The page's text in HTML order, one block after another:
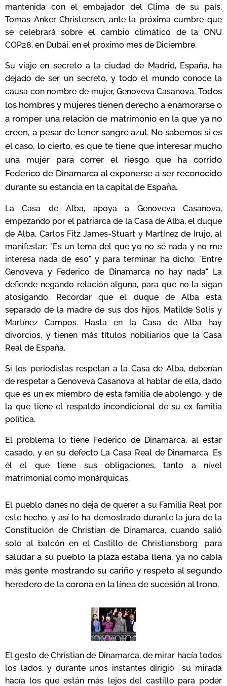
mantenida con el embajador del Clima de su país,
Tomas Anker Christensen, ante la próxima cumbre que
se celebrará sobre el cambio climático de la ONU
COP28, en Dubái, en el próximo mes de Diciembre.
Su viaje en secreto a la ciudad de Madrid, España, ha
dejado de ser un secreto, y todo el mundo conoce la
causa con nombre de mujer, Genoveva Casanova. Todos
los hombres y mujeres tienen derecho a enamorarse o
a romper una relación de matrimonio en la que ya no
creen, a pesar de tener sangre azul. No sabemos si es
el caso, lo cierto, es que te tiene que interesar mucho
una mujer para correr el riesgo que ha corrido
Federico de Dinamarca al exponerse a ser reconocido
durante su estancia en la capital de España.
La Casa de Alba, apoya a Genoveva Casanova,
empezando por el patriarca de la Casa de Alba, el duque
de Alba, Carlos Fitz James-Stuart y Martínez de Irujo, al
manifestar: "Es un tema del que yo no sé nada y no me
interesa nada de eso" y para terminar ha dicho: "Entre
Genoveva y Federico de Dinamarca no hay nada" La
defiende negando relación alguna, para que no la sigan
atosigando. Recordar que el duque de Alba esta
separado de la madre de sus dos hijos, Matilde Solís y
Martínez Campos. Hasta en la Casa de Alba hay
divorcios, y tienen más títulos nobiliarios que la Casa
Real de España.
Si los periodistas respetan a la Casa de Alba, deberían
de respetar a Genoveva Casanova al hablar de ella, dado
que es un ex miembro de esta familia de abolengo, y de
la que tiene el respaldo incondicional de su ex familia
política.
El problema lo tiene Federico de Dinamarca, al estar
casado, y en su defecto La Casa Real de Dinamarca. Es
él el que tiene sus obligaciones, tanto a nivel
matrimonial como monárquicas.
El pueblo danés no deja de querer a su Familia Real por
este hecho, y así lo ha demostrado durante la jura de la
Constitución de Christian de Dinamarca, cuando salió
solo al balcón en el Castillo de Christiansborg, para
saludar a su pueblo la plaza estaba llena, ya no cabía
más gente mostrando su cariño y respeto al segundo
heredero de la corona en la línea de sucesión al trono.
El gesto de Christian de Dinamarca, de mirar hacía todos
los lados, y durante unos instantes dirigió su mirada
hacía los que están más lejos del castillo para poder